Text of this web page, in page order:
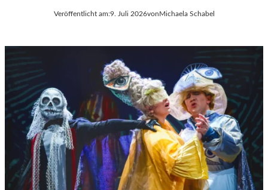
Veröffentlicht am:9. Juli 2026vonMichaela Schabel